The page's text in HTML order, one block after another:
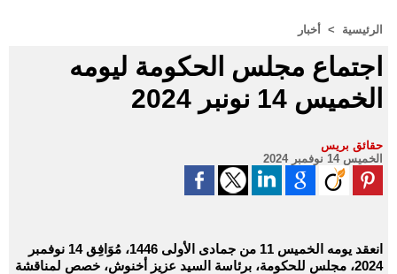
الرئيسية > أخبار
اجتماع مجلس الحكومة ليومه
الخميس 14 نونبر 2024
حقائق بريس
الخميس 14 نوفمبر 2024
انعقد يومه الخميس 11 من جمادى الأولى 1446، مُوَافِق 14 نوفمبر
2024، مجلس للحكومة، برئاسة السيد عزيز أخنوش، خصص لمناقشة